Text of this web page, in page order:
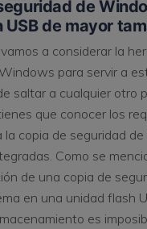
de
USB de mayor
a considerar la
para servir a
saltar a cualquier otro
que conocer los
la copia de seguridad
Como se
de una copia de
en una unidad flash
es